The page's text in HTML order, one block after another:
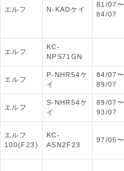
エルフ N-KADケイ
81/07〜
84/07
エルフ
KC-
NPS71GN
エルフ
P-NHR54ケ
イ
84/07〜
89/07
エルフ
S-NHR54ケ
イ
89/07〜
93/07
エルフ
100(F23)
KC-
ASN2F23
97/05〜